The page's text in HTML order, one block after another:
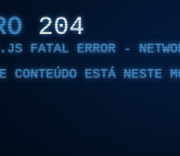
204
FATAL ERROR -
CONTEÚDO ESTÁ NESTE